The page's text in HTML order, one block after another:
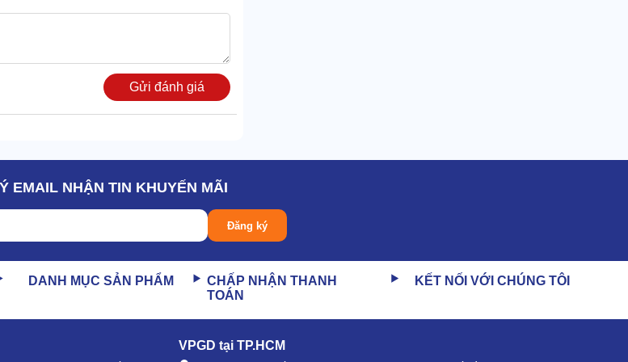
khách hàng nào cũng chấm điểm
Gửi đánh giá
EMAIL NHẬN TIN KHUYẾN MÃI
Đăng ký
DANH MỤC SẢN PHẨM
CHẤP NHẬN THANH
TOÁN
KẾT NỐI VỚI CHÚNG TÔI
VPGD tại TP.HCM